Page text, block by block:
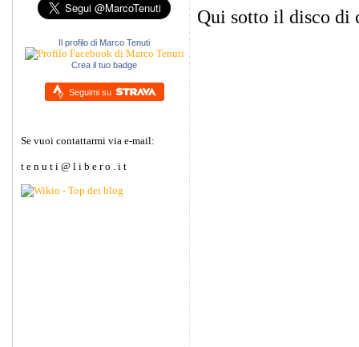
Il profilo di Marco Tenuti
Crea il tuo badge
Seguimi su
Se vuoi contattarmi via e-mail:
t e n u t i @ l i b e r o . i t
Qui sotto il disco di